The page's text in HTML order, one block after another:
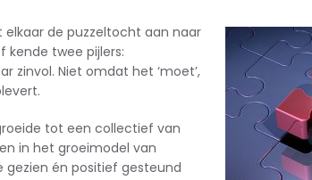
elkaar de puzzeltocht aan naar
kende twee pijlers:
zinvol. Niet omdat het ‘moet’,
tot een collectief van
in het groeimodel van
gezien én positief gesteund